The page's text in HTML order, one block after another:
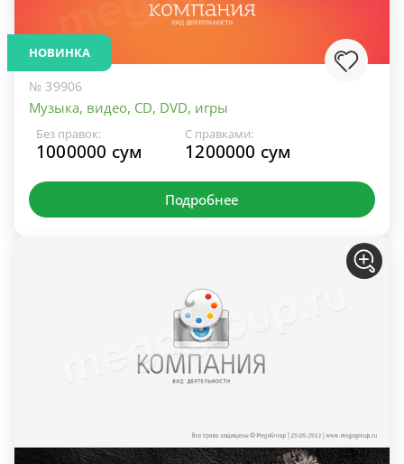
НОВИНКА
№ 39906
Музыка, видео, CD, DVD, игры
Без правок:
1000000 сум
С правками:
1200000 сум
Подробнее